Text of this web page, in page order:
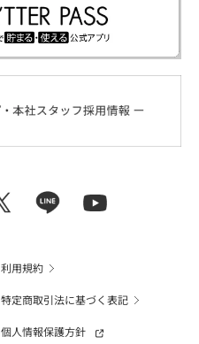
利用規約
特定商取引法に基づく表記
個人情報保護方針